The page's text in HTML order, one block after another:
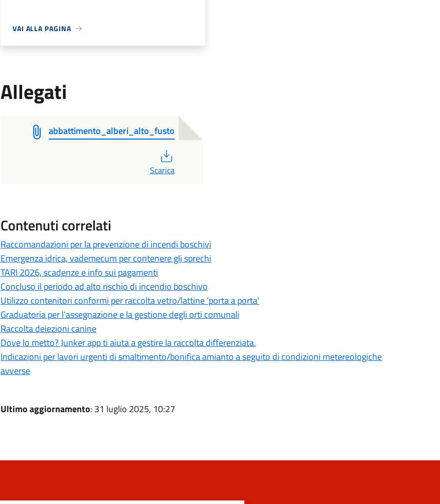
VAI ALLA PAGINA
Allegati
abbattimento_alberi_alto_fusto
Scarica
Contenuti correlati
Raccomandazioni per la prevenzione di incendi boschivi
Emergenza idrica, vademecum per contenere gli sprechi
TARI 2026, scadenze e info sui pagamenti
Concluso il periodo ad alto rischio di incendio boschivo
Utilizzo contenitori conformi per raccolta vetro/lattine 'porta a porta'
Graduatoria per l'assegnazione e la gestione degli orti comunali
Raccolta deiezioni canine
Dove lo metto? Junker app ti aiuta a gestire la raccolta differenziata.
Indicazioni per lavori urgenti di smaltimento/bonifica amianto a seguito di condizioni metereologiche
avverse
Ultimo aggiornamento: 31 luglio 2025, 10:27